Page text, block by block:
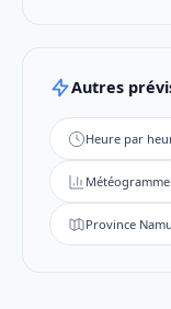
Autres
Heure par
Météogramme
Province